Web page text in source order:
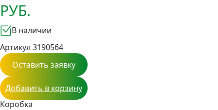
РУБ.
В наличии
Артикул 3190564
Оставить заявку
Добавить в корзину
Коробка